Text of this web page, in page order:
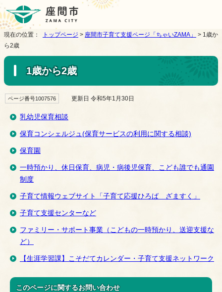
現在の位置： トップページ > 座間市子育て支援ページ「ちゃいZAMA」
> 1歳か
ら2歳
1歳から2歳
ページ番号1007576 更新日 令和5年1月30日
乳幼児保育相談
保育コンシェルジュ(保育サービスの利用に関する相談)
保育園
一時預かり、休日保育、病児・病後児保育、こども誰でも通園
制度
子育て情報ウェブサイト「子育て応援ひろば ざますく」
子育て支援センターなど
ファミリー・サポート事業（こどもの一時預かり、送迎支援な
ど）
【生涯学習課】こそだてカレンダー・子育て支援ネットワーク
このページに関するお問い合わせ